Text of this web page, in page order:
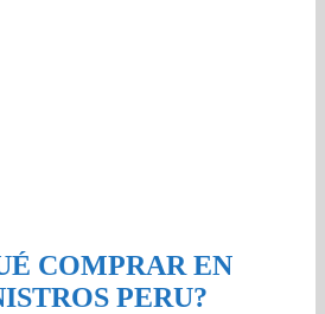
COMPRAR EN
PERU?